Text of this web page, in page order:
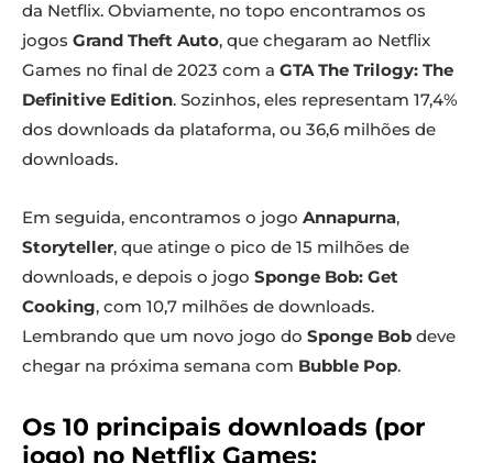
da Netflix. Obviamente, no topo encontramos os
jogos Grand Theft Auto, que chegaram ao Netflix
Games no final de 2023 com a GTA The Trilogy: The
Definitive Edition. Sozinhos, eles representam 17,4%
dos downloads da plataforma, ou 36,6 milhões de
downloads.
Em seguida, encontramos o jogo Annapurna,
Storyteller, que atinge o pico de 15 milhões de
downloads, e depois o jogo Sponge Bob: Get
Cooking, com 10,7 milhões de downloads.
Lembrando que um novo jogo do Sponge Bob deve
chegar na próxima semana com Bubble Pop.
Os 10 principais downloads (por
jogo) no Netflix Games: